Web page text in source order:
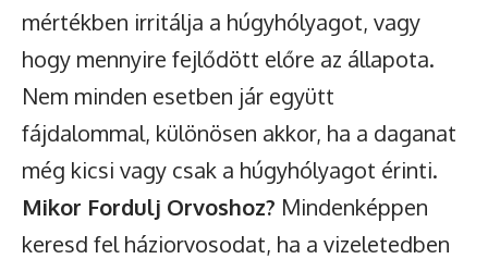
mértékben irritálja a húgyhólyagot, vagy
hogy mennyire fejlődött előre az állapota.
Nem minden esetben jár együtt
fájdalommal, különösen akkor, ha a daganat
még kicsi vagy csak a húgyhólyagot érinti.
Mikor Fordulj Orvoshoz? Mindenképpen
keresd fel háziorvosodat, ha a vizeletedben